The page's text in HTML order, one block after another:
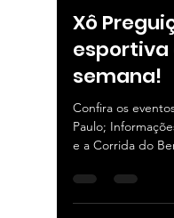
Xô
esportiva
semana!
Confira os
Paulo;
e a Corrida do